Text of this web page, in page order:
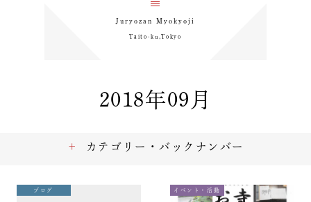
Juryozan Myokyoji
Taito-ku,Tokyo
2018年09月
ブログ イベント・活動
カテゴリー・バックナンバー